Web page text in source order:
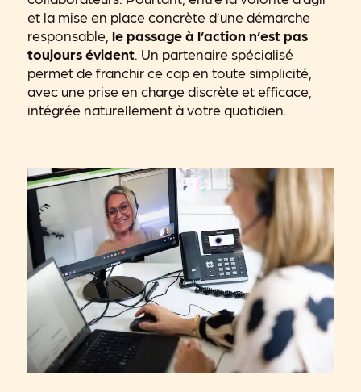
et la mise en place concrète d’une démarche
responsable, le passage à l’action n’est pas
toujours évident. Un partenaire spécialisé
permet de franchir ce cap en toute simplicité,
avec une prise en charge discrète et efficace,
intégrée naturellement à votre quotidien.